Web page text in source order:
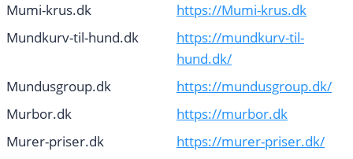
Mumi-krus.dk
https://Mumi-krus.dk
Mundkurv-til-hund.dk
https://mundkurv-til-
hund.dk/
Mundusgroup.dk
https://mundusgroup.dk/
Murbor.dk
https://murbor.dk
Murer-priser.dk
https://murer-priser.dk/